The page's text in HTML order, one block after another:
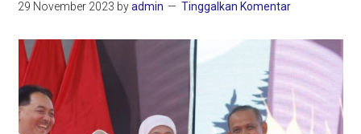
29 November 2023 byadmin Tinggalkan Komentar